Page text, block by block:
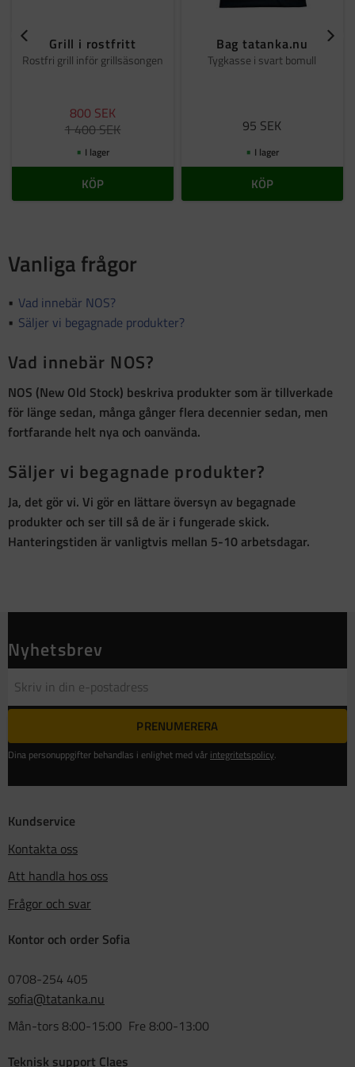
Grill i rostfritt
Rostfri grill inför grillsäsongen
800 SEK
1 400SEK
I lager
KÖP
Bag tatanka.nu
Tygkasse i svart bomull
95 SEK
I lager
KÖP
Vanliga frågor
Vad innebär NOS?
Säljer vi begagnade produkter?
Vad innebär NOS?
NOS (New Old Stock) beskriva produkter som ärtillverkade
för länge sedan, många gånger flera decennier sedan, men
fortfarande helt nya och oanvända.
Säljer vi begagnade produkter?
Ja, det gör vi. Vi gör en lättare översyn av begagnade
produkter och ser till så de är i fungerade skick.
Hanteringstiden är vanligtvis mellan 5-10 arbetsdagar.
Nyhetsbrev
PRENUMERERA
Dina personuppgifter behandlas i enlighet med vår integritetspolicy.
Kundservice
Kontakta oss
Att handla hos oss
Frågor och svar
Kontor och order Sofia
0708-254 405
sofia@tatanka.nu
Mån-tors 8:00-15:00 Fre 8:00-13:00
Teknisk support Claes